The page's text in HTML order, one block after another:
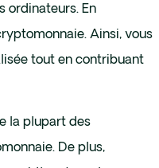
ordinateurs. En
Ainsi, vous
tout en contribuant
la plupart des
De plus,